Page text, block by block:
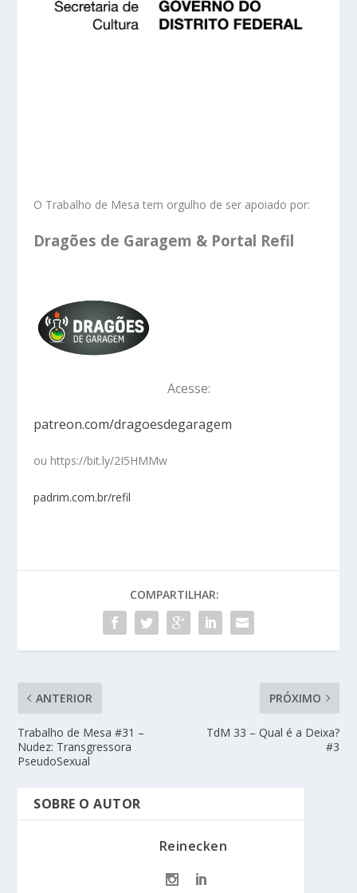
O Trabalho de Mesa tem orgulho de ser apoiado por:
Dragões de Garagem & Portal Refil
Acesse:
patreon.com/dragoesdegaragem
ou https://bit.ly/2I5HMMw
padrim.com.br/refil
COMPARTILHAR:
ANTERIOR
Trabalho de Mesa #31 –
Nudez: Transgressora
PseudoSexual
PRÓXIMO
TdM 33 – Qual é a Deixa?
#3
SOBRE O AUTOR
Reinecken